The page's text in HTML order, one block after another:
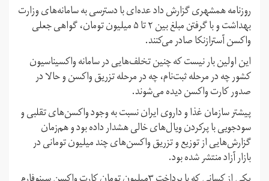
روزنامه همشهری گزارش داد عده‌ای با دسترسی به سامانه‌های وزارت
بهداشت و با گرفتن مبلغ بین ۲ تا ۵ میلیون تومان، گواهی جعلی
واکسن آسترازنکا صادر می‌کنند.
این اولین بار نیست که چنین تخلف‌هایی در سامانه واکسیناسیون
کشور چه در مرحله ثبت‌نام، چه در مرحله تزریق واکسن و حالا در
صدور کارت واکسن دیده می‌شوند.
پیشتر سازمان غذا و داروی ایران نسبت به وجود واکسن‌های تقلبی و
سودجویی با پرکردن ویال‌های خالی هشدار داده بود و هم‌زمان
گزارش‌هایی از توزیع و تزریق واکسن‌های چند میلیون تومانی در
بازار آزاد منتشر شده بود.